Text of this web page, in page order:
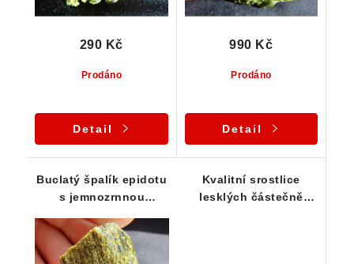
Prodáno
290 Kč
Detail
Prodáno
990 Kč
Detail
Buclatý špalík epidotu
s jemnozrnnou
Kvalitní srostlice
lesklých částečně